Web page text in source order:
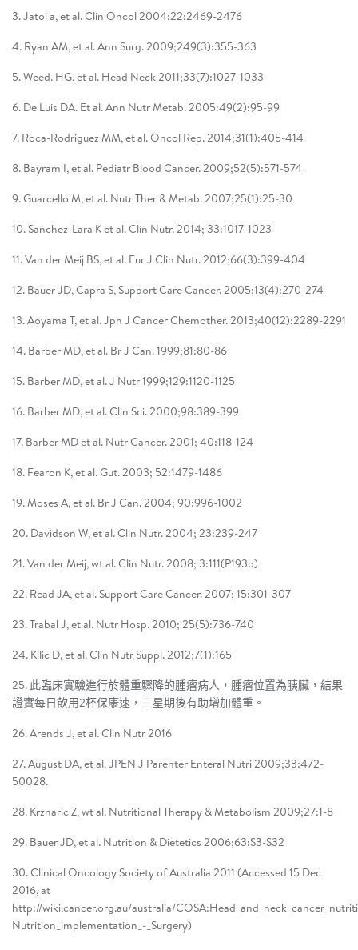
3. Jatoi a, et al. Clin Oncol 2004:22:2469-2476
4. Ryan AM, et al. Ann Surg. 2009;249(3):355-363
5. Weed. HG, et al. Head Neck 2011;33(7):1027-1033
6. De Luis DA. Et al. Ann Nutr Metab. 2005:49(2):95-99
7. Roca-Rodriguez MM, et al. Oncol Rep. 2014;31(1):405-414
8. Bayram I, et al. Pediatr Blood Cancer. 2009;52(5):571-574
9. Guarcello M, et al. Nutr Ther & Metab. 2007;25(1):25-30
10. Sanchez-Lara K et al. Clin Nutr. 2014; 33:1017-1023
11. Van der Meij BS, et al. Eur J Clin Nutr. 2012;66(3):399-404
12. Bauer JD, Capra S, Support Care Cancer. 2005;13(4):270-274
13. Aoyama T, et al. Jpn J Cancer Chemother. 2013;40(12):2289-2291
14. Barber MD, et al. Br J Can. 1999;81:80-86
15. Barber MD, et al. J Nutr 1999;129:1120-1125
16. Barber MD, et al. Clin Sci. 2000;98:389-399
17. Barber MD et al. Nutr Cancer. 2001; 40:118-124
18. Fearon K, et al. Gut. 2003; 52:1479-1486
19. Moses A, et al. Br J Can. 2004; 90:996-1002
20. Davidson W, et al. Clin Nutr. 2004; 23:239-247
21. Van der Meij, wt al. Clin Nutr. 2008; 3:111(P193b)
22. Read JA, et al. Support Care Cancer. 2007; 15:301-307
23. Trabal J, et al. Nutr Hosp. 2010; 25(5):736-740
24. Kilic D, et al. Clin Nutr Suppl. 2012;7(1):165
25. 此臨床實驗進行於體重驟降的腫瘤病人，腫瘤位置為胰臟，結果
證實每日飲用2杯保康速，三星期後有助增加體重。
26. Arends J, et al. Clin Nutr 2016
27. August DA, et al. JPEN J Parenter Enteral Nutri 2009;33:472-
50028.
28. Krznaric Z, wt al. Nutritional Therapy & Metabolism 2009;27:1-8
29. Bauer JD, et al. Nutrition & Dietetics 2006;63:S3-S32
30. Clinical Oncology Society of Australia 2011 (Accessed 15 Dec
2016, at
http://wiki.cancer.org.au/australia/
Nutrition_implementation_-_Surgery)